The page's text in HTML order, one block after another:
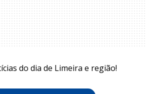
do dia de Limeira e região!